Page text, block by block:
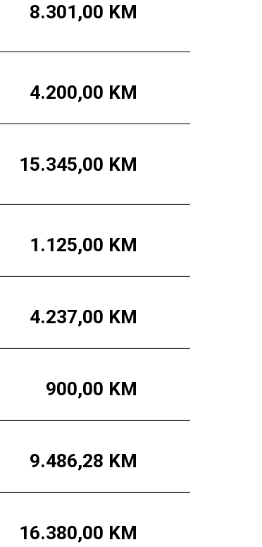
8.301,00 KM
4.200,00 KM
15.345,00 KM
1.125,00 KM
4.237,00 KM
900,00 KM
9.486,28 KM
16.380,00 KM